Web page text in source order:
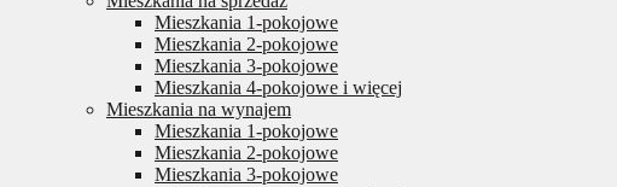
Mieszkania 1-pokojowe
Mieszkania 2-pokojowe
Mieszkania 3-pokojowe
Mieszkania 4-pokojowe i więcej
Mieszkania na wynajem
Mieszkania 1-pokojowe
Mieszkania 2-pokojowe
Mieszkania 3-pokojowe